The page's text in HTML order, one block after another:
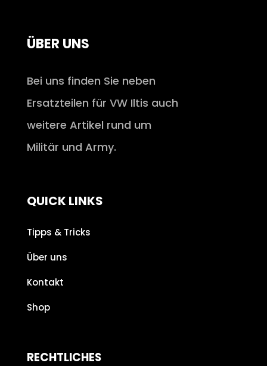
ÜBER UNS
Bei uns finden Sie neben
Ersatzteilen für VW Iltis auch
weitere Artikel rund um
Militär und Army.
QUICK LINKS
Tipps & Tricks
Über uns
Kontakt
Shop
RECHTLICHES